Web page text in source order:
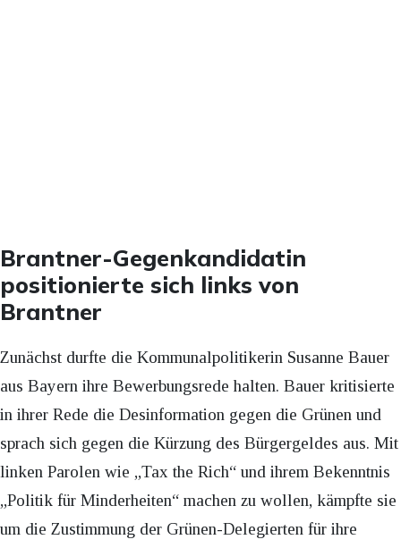
Brantner-Gegenkandidatin
positionierte sich links von
Brantner
Zunächst durfte die Kommunalpolitikerin Susanne Bauer
aus Bayern ihre Bewerbungsrede halten. Bauer kritisierte
in ihrer Rede die Desinformation gegen die Grünen und
sprach sich gegen die Kürzung des Bürgergeldes aus. Mit
linken Parolen wie „Tax the Rich“ und ihrem Bekenntnis
„Politik für Minderheiten“ machen zu wollen, kämpfte sie
um die Zustimmung der Grünen-Delegierten für ihre